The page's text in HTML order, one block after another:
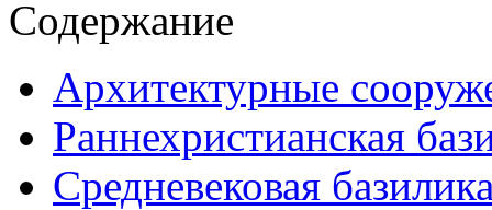
Содержание
Архитектурные
Раннехристианская
Средневековая